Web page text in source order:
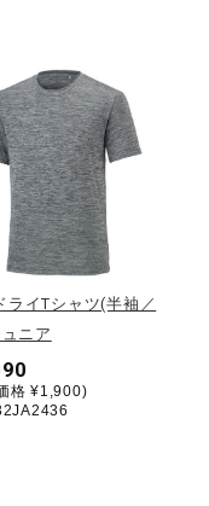
ライTシャツ(半袖／
ニア
格 ¥1,900)